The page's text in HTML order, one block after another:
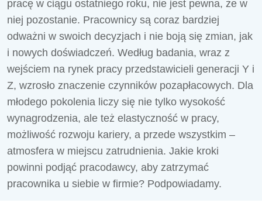
pracę w ciągu ostatniego roku, nie jest pewna, że w
niej pozostanie. Pracownicy są coraz bardziej
odważni w swoich decyzjach i nie boją się zmian, jak
i nowych doświadczeń. Według badania, wraz z
wejściem na rynek pracy przedstawicieli generacji Y i
Z, wzrosło znaczenie czynników pozapłacowych. Dla
młodego pokolenia liczy się nie tylko wysokość
wynagrodzenia, ale też elastyczność w pracy,
możliwość rozwoju kariery, a przede wszystkim –
atmosfera w miejscu zatrudnienia. Jakie kroki
powinni podjąć pracodawcy, aby zatrzymać
pracownika u siebie w firmie? Podpowiadamy.